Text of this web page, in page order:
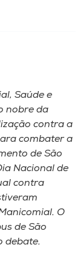
Saúde e
nobre da
contra a
combater a
de São
Nacional de
contra
O
de São
debate.